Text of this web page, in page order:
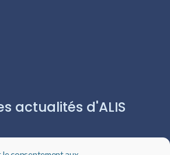
actualités d'ALIS